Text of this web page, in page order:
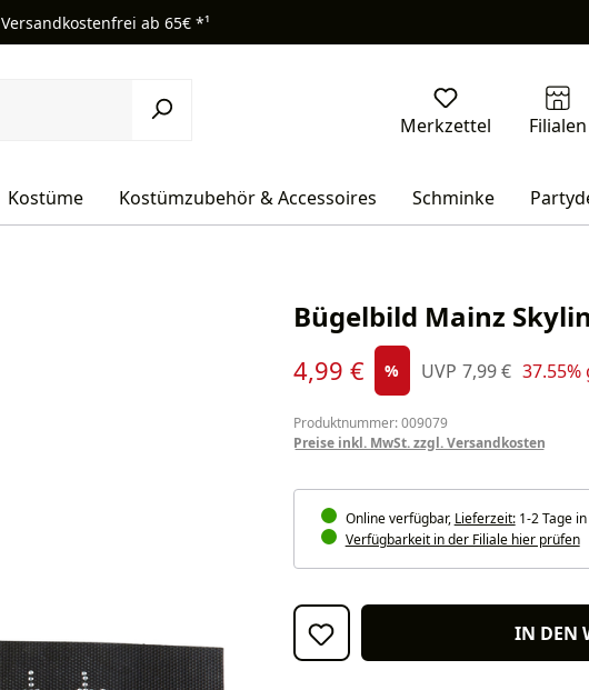
Versandkostenfrei ab 65€ *¹
Kostüme Kostümzubehör & Accessoires Schminke
Bügelbild Mainz
Verkaufspreis:
4,99 € % UVP
Regulärer Preis:
7,99 €
Produktnummer: 009079
Preise inkl. MwSt. zzgl. Versandkosten
Online verfügbar, Lieferzeit:1-2 Tage
Verfügbarkeit in der Filiale hier prüfen
IN DEN